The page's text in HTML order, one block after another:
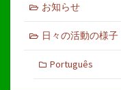
お知らせ
日々の活動の様子
Português